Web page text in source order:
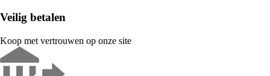
Veilig betalen
Koop met vertrouwen op onze site